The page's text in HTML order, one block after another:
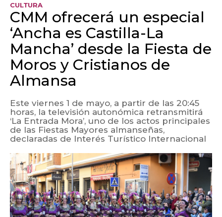
CULTURA
CMM ofrecerá un especial
‘Ancha es Castilla-La
Mancha’ desde la Fiesta de
Moros y Cristianos de
Almansa
Este viernes 1 de mayo, a partir de las 20:45
horas, la televisión autonómica retransmitirá
‘La Entrada Mora’, uno de los actos principales
de las Fiestas Mayores almanseñas,
declaradas de Interés Turístico Internacional